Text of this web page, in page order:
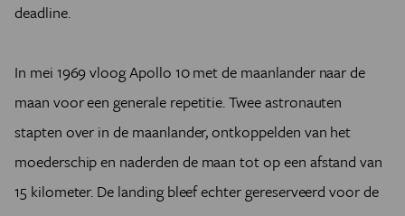
deadline.
In mei 1969 vloog Apollo 10 met de maanlander naar de
maan voor een generale repetitie. Twee astronauten
stapten over in de maanlander, ontkoppelden van het
moederschip en naderden de maan tot op een afstand van
15 kilometer. De landing bleef echter gereserveerd voor de